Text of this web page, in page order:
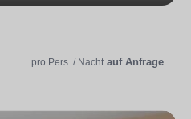
pro Pers. / Nacht auf Anfrage